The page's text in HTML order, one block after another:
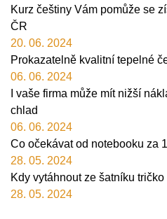
Kurz češtiny Vám pomůže se
ČR
20. 06. 2024
Prokazatelně kvalitní tepelné
06. 06. 2024
I vaše firma může mít nižší
chlad
06. 06. 2024
Co očekávat od notebooku za
28. 05. 2024
Kdy vytáhnout ze šatníku
28. 05. 2024